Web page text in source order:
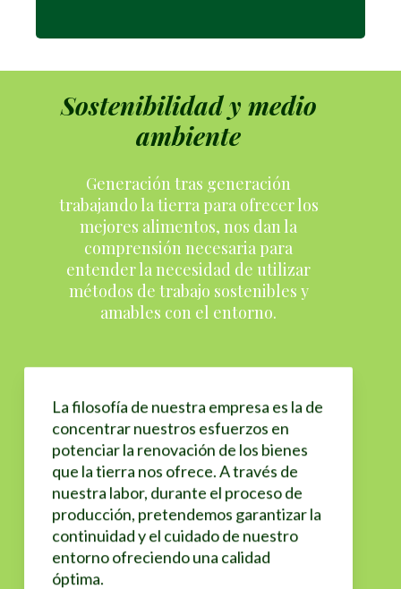
Sostenibilidad y medio
ambiente
Generación tras generación
trabajando la tierra para ofrecer los
mejores alimentos, nos dan la
comprensión necesaria para
entender la necesidad de utilizar
métodos de trabajo sostenibles y
amables con el entorno.
La filosofía de nuestra empresa es la de
concentrar nuestros esfuerzos en
potenciar la renovación de los bienes
que la tierra nos ofrece. A través de
nuestra labor, durante el proceso de
producción, pretendemos garantizar la
continuidad y el cuidado de nuestro
entorno ofreciendo una calidad
óptima.